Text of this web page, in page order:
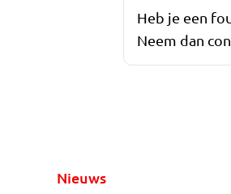
Heb je een
Neem dan
Nieuws